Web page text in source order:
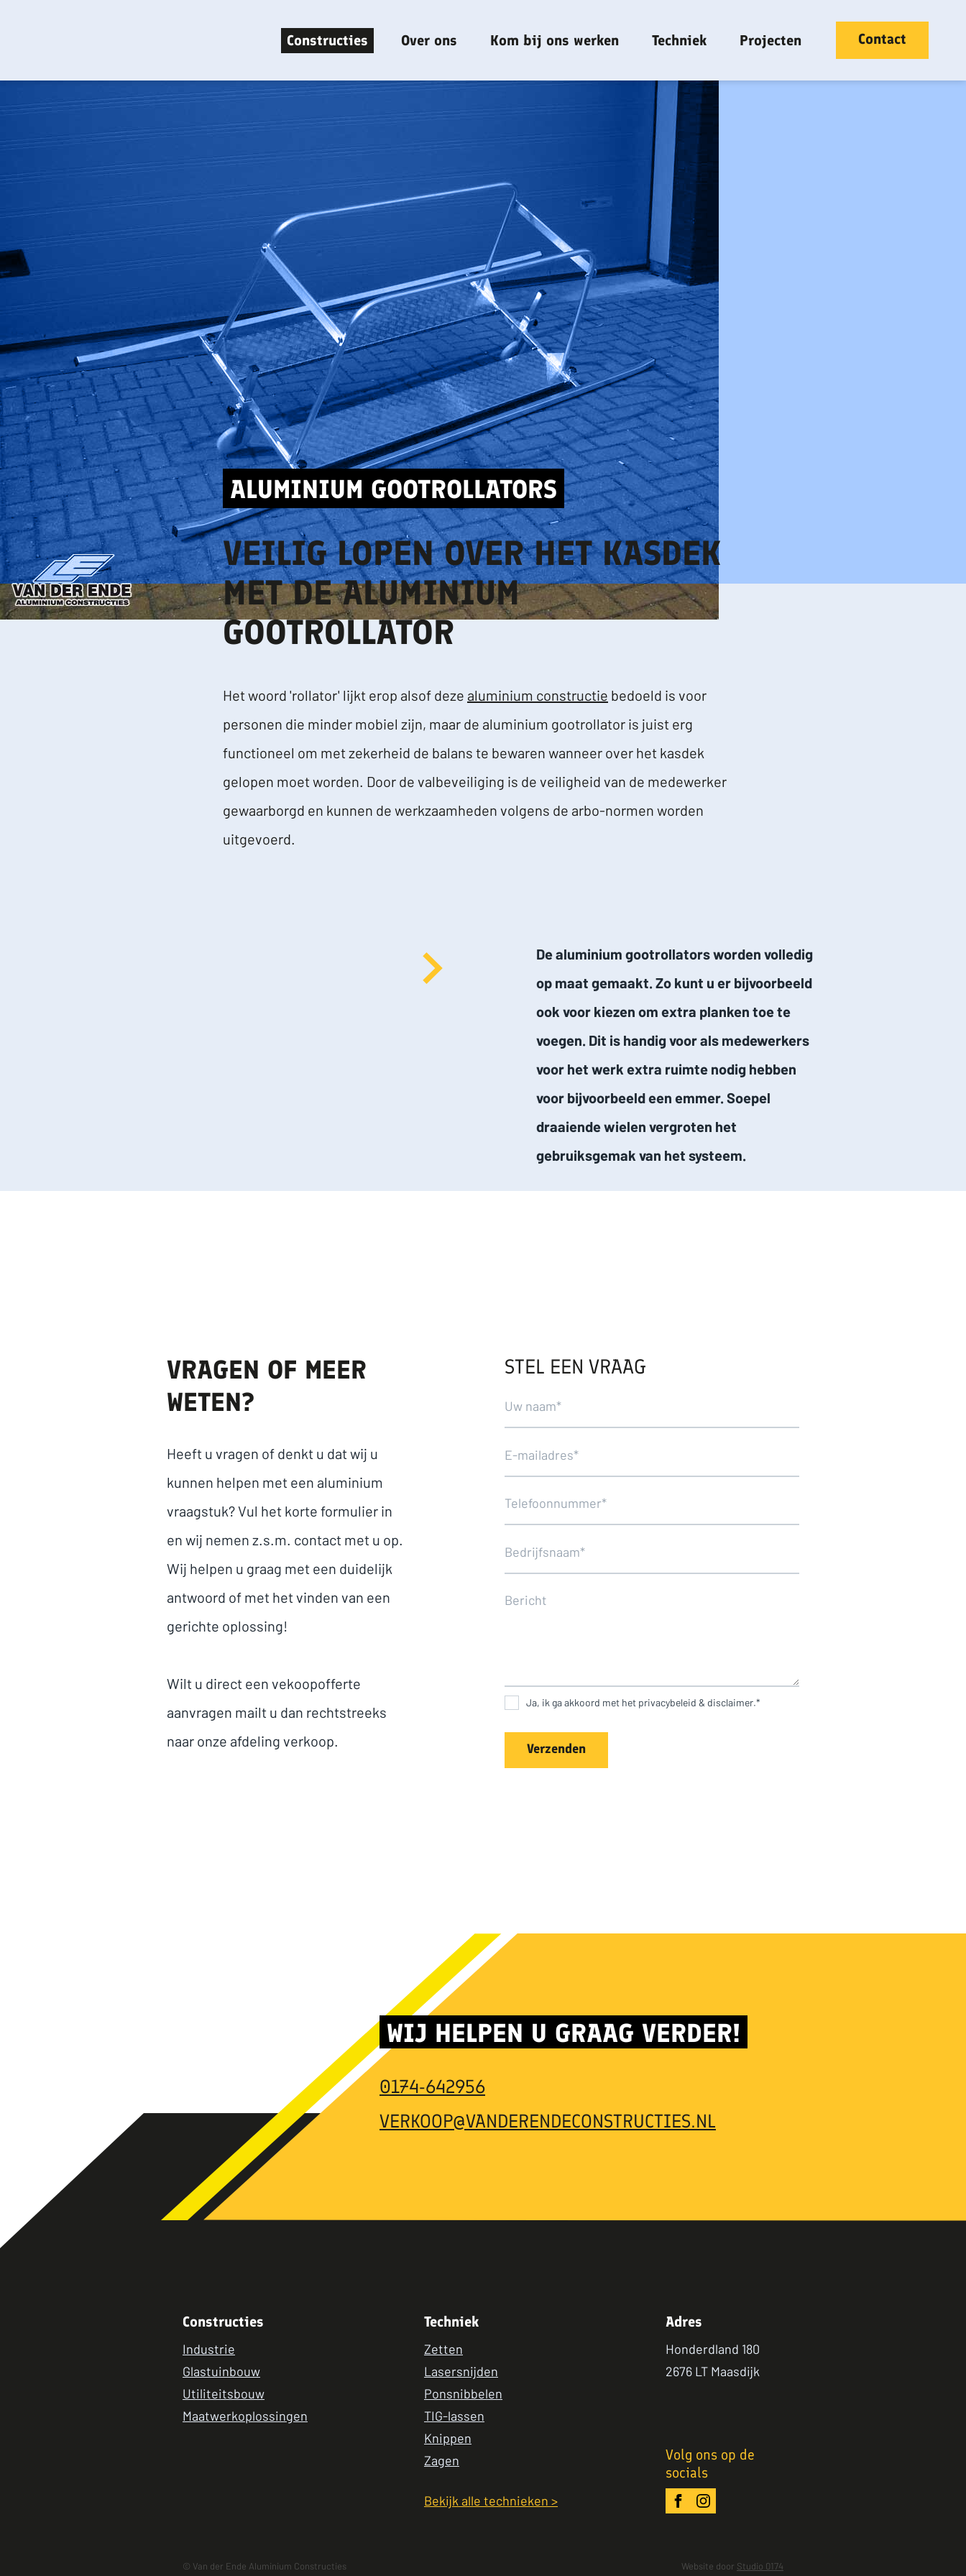
Constructies Over ons Kom bij ons werken Techniek Projecten Contact
ALUMINIUM GOOTROLLATORS
VEILIG LOPEN OVER HET KASDEK
MET DE ALUMINIUM
GOOTROLLATOR
Het woord 'rollator' lijkt erop alsof deze aluminium constructie bedoeld is voor
personen die minder mobiel zijn, maar de aluminium gootrollator is juist erg
functioneel om met zekerheid de balans te bewaren wanneer over het kasdek
gelopen moet worden. Door de valbeveiliging is de veiligheid van de medewerker
gewaarborgd en kunnen de werkzaamheden volgens de arbo-normen worden
uitgevoerd.
De aluminium gootrollators worden volledig
op maat gemaakt. Zo kunt u er bijvoorbeeld
ook voor kiezen om extra planken toe te
voegen. Dit is handig voor als medewerkers
voor het werk extra ruimte nodig hebben
voor bijvoorbeeld een emmer. Soepel
draaiende wielen vergroten het
gebruiksgemak van het systeem.
VRAGEN OF MEER
WETEN?
Heeft u vragen of denkt u dat wij u
kunnen helpen met een aluminium
vraagstuk? Vul het korte formulier in
en wij nemen z.s.m. contact met u op.
Wij helpen u graag met een duidelijk
antwoord of met het vinden van een
gerichte oplossing!
Wilt u direct een vekoopofferte
aanvragen mailt u dan rechtstreeks
naar onze afdeling verkoop.
STEL EEN VRAAG
Ja, ik ga akkoord met het privacybeleid & disclaimer.*
Verzenden
WIJ HELPEN U GRAAG VERDER!
0174-642956
VERKOOP@VANDERENDECONSTRUCTIES.NL
Constructies
Industrie
Glastuinbouw
Utiliteitsbouw
Maatwerkoplossingen
Techniek
Zetten
Lasersnijden
Ponsnibbelen
TIG-lassen
Knippen
Zagen
Bekijk alle technieken >
Adres
Honderdland 180
2676 LT Maasdijk
Volg ons op de
socials
© Van der Ende Aluminium Constructies Website door Studio 0174